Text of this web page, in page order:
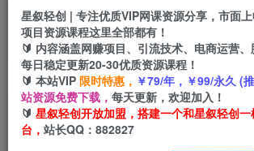
首页 创业课程 会员免费 正文
流量内训班，相信爆款是可以重复的
大揭秘，打造个人品牌的利器
星叙轻创 | 专注优质VIP网课资源分享，市面
项目资源课程这里全部都有！
🔰 内容涵盖网赚项目、引流技术、电商运营、
每日稳定更新20-30优质资源课程！
🔰 本站VIP 限时特惠， ￥79/年，￥99/永久 (
站资源免费下载， 每天更新，欢迎加入！
🔰 星叙轻创开放加盟，搭建一个和星叙轻创
台， 站长QQ：882827